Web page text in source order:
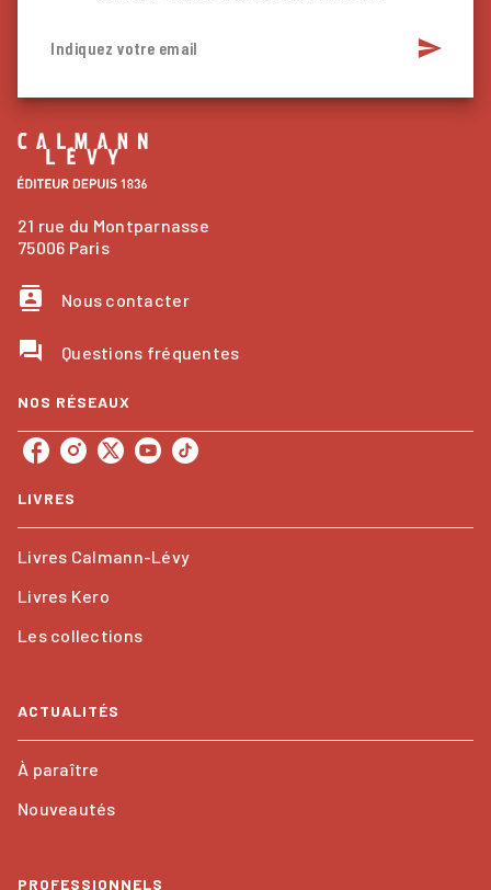
Indiquez votre email send
21 rue du Montparnasse
75006 Paris
contacts Nous contacter
question_answer Questions fréquentes
NOS RÉSEAUX
LIVRES
Livres Calmann-Lévy
Livres Kero
Les collections
ACTUALITÉS
À paraître
Nouveautés
PROFESSIONNELS